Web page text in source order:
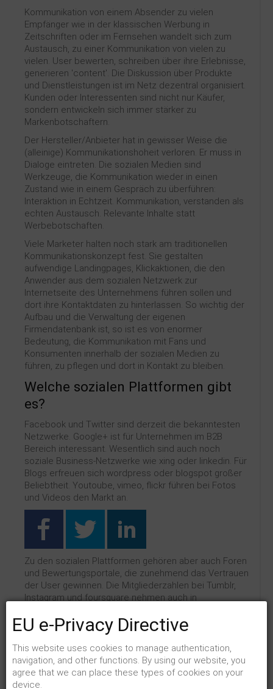
Kommunikation von einem Absender zu vielen
Empfänger wie in der klassischen Werbung in
Zeitschriften oder im Fernsehen wandelt sich zum
Austausch, zu einer Kommunikation von vielen zu
vielen. User bewerten, schreiben über ihre Erlebnisse,
generieren 'content'. Die Diskussion über Produkte
und Dienstleistungen ist im Netz dezentral organisiert.
Kunden oder Interessenten sind nicht nur Käufer,
sondern entwickeln sich immer stärker zu
Markenbotschaftern.
Der Hersteller/Anbieter hat in gewisser Weise die
(alleinige) Kommunikationshoheit verloren. Er muss in
Dialoge eintreten. Die sozialen Medien sind
Werkzeuge, die Kommunikation wieder in einen
Zustand wie in einem Gespräch zu überführen:
Interaktion in Echtzeit. Kommunikation, verstanden als
echten Austausch. Relevante Inhalte statt
Werbebotschaften.
Viele Marketer halten noch stark am traditionellen
Kommunikationskonzept fest. Sie gestalten
aufwendige Landingpages, Klickaktionen, die den
Anwender aus dem sozialen Netzwerk zur
Internetseite des Unternehmens führen sollen und
dort ihre Kontaktdaten zu hinterlassen. So wichtig der
Aufbau und die Verwaltung der eigenen
Firmendatenbank ist, so ist es von enormer
Bedeutung, die Kommunikation mit Fans und
Konsumenten innerhalb der sozialen Medien zu
führen, zu pflegen und dort in Kontakt zu bleiben.
Welche sozialen Plattformen gibt
es?
Facebook und Twitter sind derzeit die bekanntesten
Netzwerke. Google+ ist für Unternehmen im B2B
Bereich interessant. Wesentlich sind auch noch
soziale Business-Netzwerke wie xing oder linkedin. Für
Blogs erfreuen sich wordpress oder blogspot großer
Beliebtheit. Youtoube, vimeo, flickr führen bei Fotos
und Videos den Markt an.
Zu den sozialen Plattformen gehören aber auch Foren
und Bewertungsportale, die zunehmend das Vertrauen
der User gewinnen. Die Mitgliederzahlen bei Tumblr,
Instagram und foursquare nehmen auch in
Es gibt auch noch soziale Pinnwände wie Pinterest
oder Delicious und natürlich nicht zu vergessen, die
EU e-Privacy Directive
This website uses cookies to manage authentication,
navigation, and other functions. By using our website, you
agree that we can place these types of cookies on your
device.